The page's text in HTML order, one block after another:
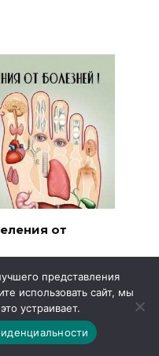
от
представления
использовать сайт, мы
устраивает.